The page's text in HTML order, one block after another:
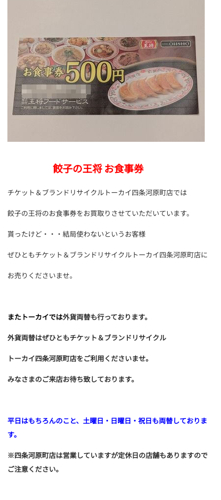
餃子の王将 お食事券
チケット＆ブランドリサイクルトーカイ四条河原町店では
餃子の王将のお食事券をお買取りさせていただいています。
貰ったけど・・・結局使わないというお客様
ぜひともチケット＆ブランドリサイクルトーカイ四条河原町店に
お売りくださいませ。
またトーカイでは外貨両替も行っております。
外貨両替はぜひともチケット＆ブランドリサイクル
トーカイ四条河原町店をご利用くださいませ。
みなさまのご来店お待ち致しております。
平日はもちろんのこと、土曜日・日曜日・祝日も両替しておりま
す。
※四条河原町店は営業していますが定休日の店舗もありますので
ご注意ください。